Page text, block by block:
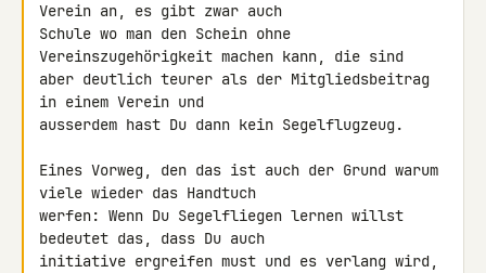
Verein an, es gibt zwar auch
Schule wo man den Schein ohne
Vereinszugehörigkeit machen kann, die sind
aber deutlich teurer als der Mitgliedsbeitrag
in einem Verein und
ausserdem hast Du dann kein Segelflugzeug.
Eines Vorweg, den das ist auch der Grund warum
viele wieder das Handtuch
werfen: Wenn Du Segelfliegen lernen willst
bedeutet das, dass Du auch
initiative ergreifen must und es verlang wird,